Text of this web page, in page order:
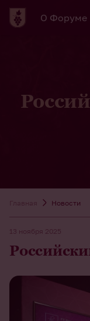
О Форуме
Главная Новости
13 ноября 2025